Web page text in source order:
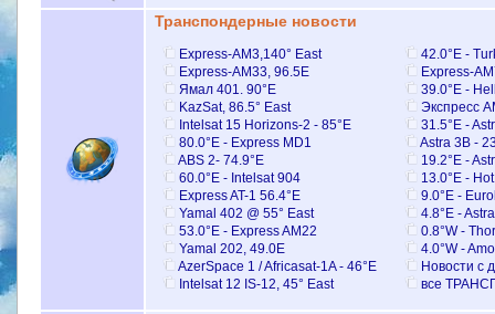
Транспондерные новости
Express-AM3,140° East
Express-AM33, 96.5E
Ямал 401. 90°E
KazSat, 86.5° East
Intelsat 15 Horizons-2 - 85°E
80.0°E - Express MD1
ABS 2- 74.9°E
60.0°E - Intelsat 904
Express AT-1 56.4°E
Yamal 402 @ 55° East
53.0°E - Express AM22
Yamal 202, 49.0E
AzerSpace 1 / Africasat-1A - 46°E
Intelsat 12 IS-12, 45° East
42.0°E -
Express-
39.0°E -
Экспресс
31.5°E -
Astra 3B -
19.2°E -
13.0°E -
9.0°E -
4.8°E -
0.8°W -
4.0°W -
Новости с
все